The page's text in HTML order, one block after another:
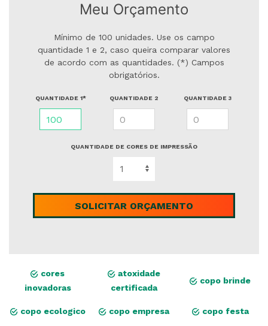
Meu Orçamento
Mínimo de 100 unidades. Use os campo
quantidade 1 e 2, caso queira comparar valores
de acordo com as quantidades. (*) Campos
obrigatórios.
QUANTIDADE 1* QUANTIDADE 2 QUANTIDADE 3
QUANTIDADE DE CORES DE IMPRESSÃO
SOLICITAR ORÇAMENTO
cores
inovadoras
atoxidade
certificada
copo brinde
copo ecologico copo empresa copo festa